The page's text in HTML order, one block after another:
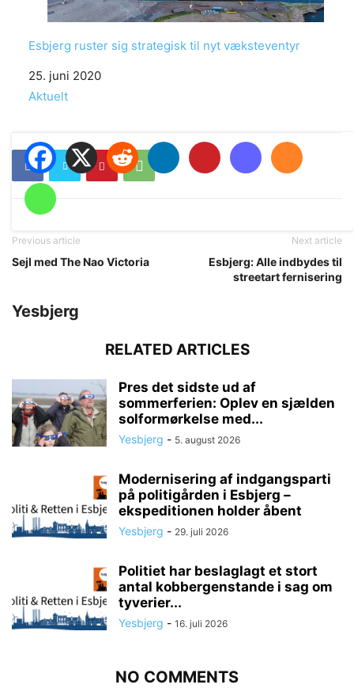
Esbjerg ruster sig strategisk til nyt væksteventyr
Date
25. juni 2020
In relation to
Aktuelt
Previous article
Sejl med The Nao Victoria
Next article
Esbjerg: Alle indbydes til
streetart fernisering
Yesbjerg
RELATED ARTICLES
Pres det sidste ud af
sommerferien: Oplev en sjælden
solformørkelse med...
Yesbjerg - 5. august 2026
Modernisering af indgangsparti
på politigården i Esbjerg –
ekspeditionen holder åbent
Yesbjerg - 29. juli 2026
Politiet har beslaglagt et stort
antal kobbergenstande i sag om
tyverier...
Yesbjerg - 16. juli 2026
NO COMMENTS